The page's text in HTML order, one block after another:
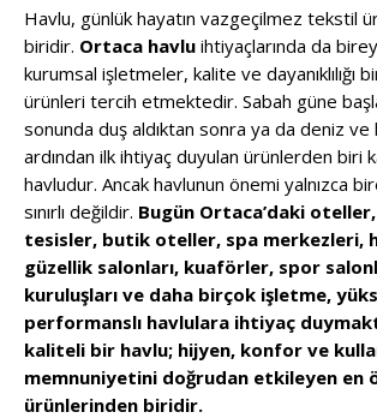
Havlu, günlük hayatın vazgeçilmez tekstil
biridir. Ortaca havlu ihtiyaçlarında da
kurumsal işletmeler, kalite ve dayanıklılığı
ürünleri tercih etmektedir. Sabah güne
sonunda duş aldıktan sonra ya da deniz ve
ardından ilk ihtiyaç duyulan ürünlerden biri
havludur. Ancak havlunun önemi yalnızca
sınırlı değildir. Bugün Ortaca’daki
tesisler, butik oteller, spa merkezleri,
güzellik salonları, kuaförler, spor
kuruluşları ve daha birçok işletme,
performanslı havlulara ihtiyaç
kaliteli bir havlu; hijyen, konfor ve
memnuniyetini doğrudan etkileyen en
ürünlerinden biridir.